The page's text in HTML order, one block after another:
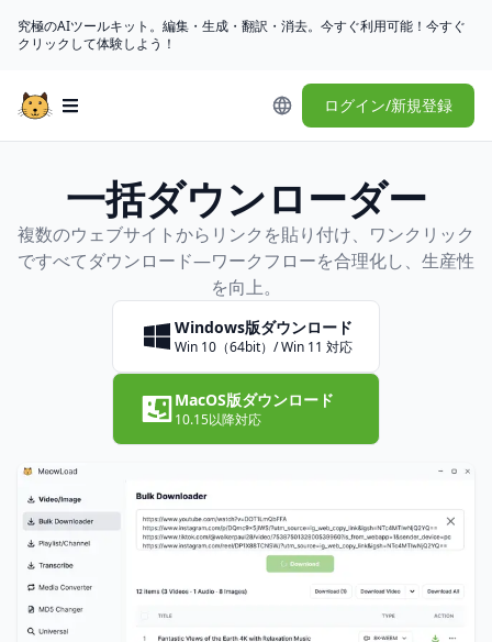
究極のAIツールキット。編集・生成・翻訳・消去。今すぐ利用可能！今すぐ
クリックして体験しよう！
Open main menu ログイン/新規登録
一括ダウンローダー
複数のウェブサイトからリンクを貼り付け、ワンクリック
ですべてダウンロード—ワークフローを合理化し、生産性
を向上。
Windows版ダウンロード
Win 10（64bit）/ Win 11 対応
MacOS版ダウンロード
10.15以降対応